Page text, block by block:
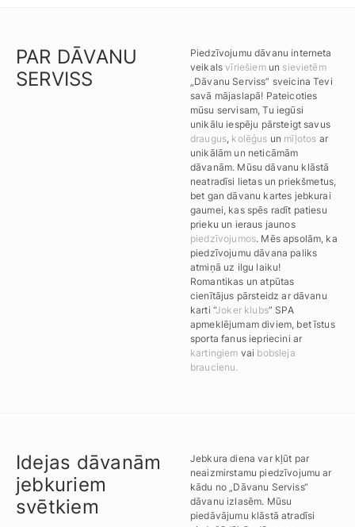
PAR DĀVANU
SERVISS
Piedzīvojumu dāvanu interneta
veikals vīriešiemun sievietēm
„Dāvanu Serviss” sveicina Tevi
savā mājaslapā! Pateicoties
mūsu servisam, Tu iegūsi
unikālu iespēju pārsteigt savus
draugus, kolēģus un mīļotos ar
unikālām un neticāmām
dāvanām. Mūsu dāvanu klāstā
neatradīsi lietas un priekšmetus,
bet gan dāvanu kartes jebkurai
gaumei, kas spēs radīt patiesu
prieku un ieraus jaunos
piedzīvojumos. Mēs apsolām, ka
piedzīvojumu dāvana paliks
atmiņā uz ilgu laiku!
Romantikas un atpūtas
cienītājus pārsteidz ar dāvanu
karti “Joker klubs” SPA
apmeklējumam diviem, bet īstus
sporta fanus iepriecini ar
kartingiem vai bobsleja
braucienu.
Idejas dāvanām
jebkuriem
svētkiem
Jebkura diena var kļūt par
neaizmirstamu piedzīvojumu ar
kādu no „Dāvanu Serviss“
dāvanu izlasēm. Mūsu
piedāvājumu klāstā atradīsi